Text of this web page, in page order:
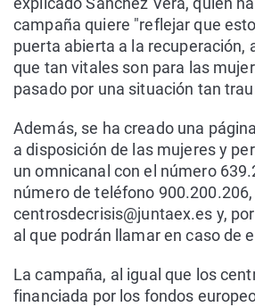
campaña quiere "reflejar que
puerta abierta a la recuperación,
que tan vitales son para las
pasado por una situación tan
Además, se ha creado una
a disposición de las mujeres y
un omnicanal con el número
número de teléfono 900.200.206,
centrosdecrisis@juntaex.es y,
al que podrán llamar en caso de
La campaña, al igual que los
financiada por los fondos